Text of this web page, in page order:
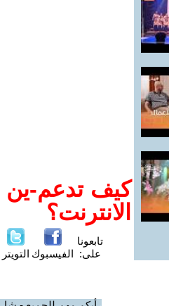
كيف تدعم-ين
الانترنت؟
تابعونا
على: الفيسبوك التويتر